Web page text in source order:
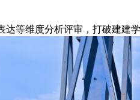
维度分析评审，打破建建学